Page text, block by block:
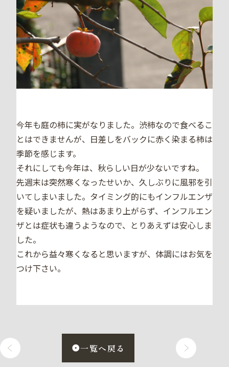
今年も庭の柿に実がなりました。渋柿なので食べるこ
とはできませんが、日差しをバックに赤く染まる柿は
季節を感じます。
それにしても今年は、秋らしい日が少ないですね。
先週末は突然寒くなったせいか、久しぶりに風邪を引
いてしまいました。タイミング的にもインフルエンザ
を疑いましたが、熱はあまり上がらず、インフルエン
ザとは症状も違うようなので、とりあえずは安心しま
した。
これから益々寒くなると思いますが、体調にはお気を
つけ下さい。
一覧へ戻る